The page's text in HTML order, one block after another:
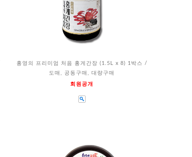
홍영의 프리미엄 처음 홍게간장 (1.5L x 8) 1박스 /
도매, 공동구매, 대량구매
회원공개